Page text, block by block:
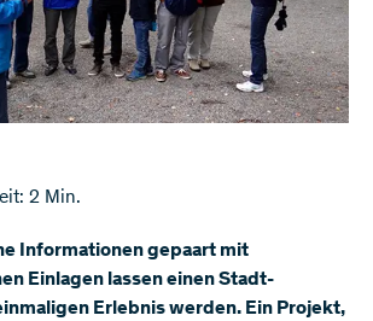
2 Min.
Informationen gepaart mit
Einlagen lassen einen Stadt-
Erlebnis werden. Ein Projekt,